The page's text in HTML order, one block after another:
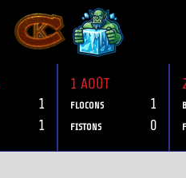
1
1
1 AOÛT
FLOCONS 1
FISTONS 0